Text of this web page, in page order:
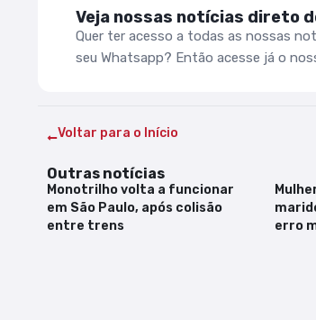
Veja nossas notícias direto
Quer ter acesso a todas as nossas
seu Whatsapp? Então acesse já o
Voltar para o Início
Outras notícias
Monotrilho volta a funcionar
em São Paulo, após colisão
entre trens
erro